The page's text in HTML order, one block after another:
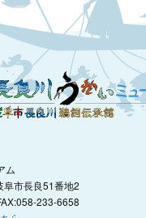
ム
市長良51番地2
233-6658